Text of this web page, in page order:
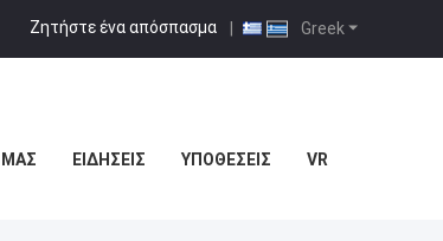
Greek
Ζητήστε ένα απόσπασμα |
ΜΑΣ ΕΙΔΉΣΕΙΣ ΥΠΟΘΈΣΕΙΣ VR